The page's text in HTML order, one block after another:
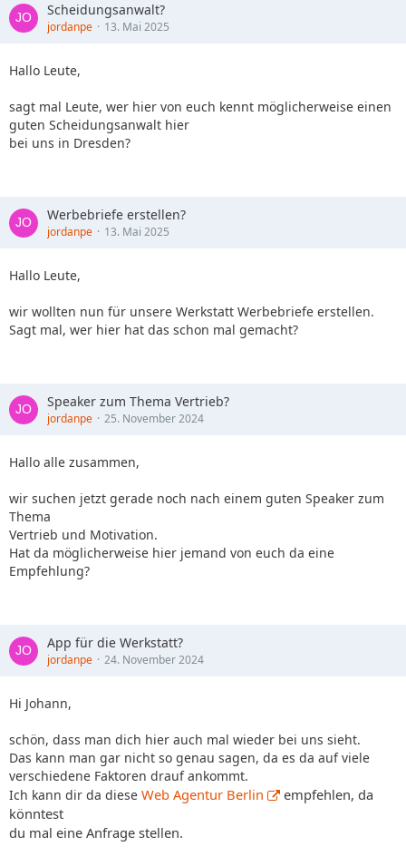
Scheidungsanwalt?
jordanpe 13. Mai 2025
Hallo Leute,
sagt mal Leute, wer hier von euch kennt möglicherweise einen
guten Scheidungsanwalt hier
bei uns in Dresden?
Werbebriefe erstellen?
jordanpe 13. Mai 2025
Hallo Leute,
wir wollten nun für unsere Werkstatt Werbebriefe erstellen.
Sagt mal, wer hier hat das schon mal gemacht?
Speaker zum Thema Vertrieb?
jordanpe 25. November 2024
Hallo alle zusammen,
wir suchen jetzt gerade noch nach einem guten Speaker zum
Thema
Vertrieb und Motivation.
Hat da möglicherweise hier jemand von euch da eine
Empfehlung?
App für die Werkstatt?
jordanpe 24. November 2024
Hi Johann,
schön, dass man dich hier auch mal wieder bei uns sieht.
Das kann man gar nicht so genau sagen, da es da auf viele
verschiedene Faktoren drauf ankommt.
Ich kann dir da diese Web Agentur Berlin
empfehlen, da
könntest
du mal eine Anfrage stellen.